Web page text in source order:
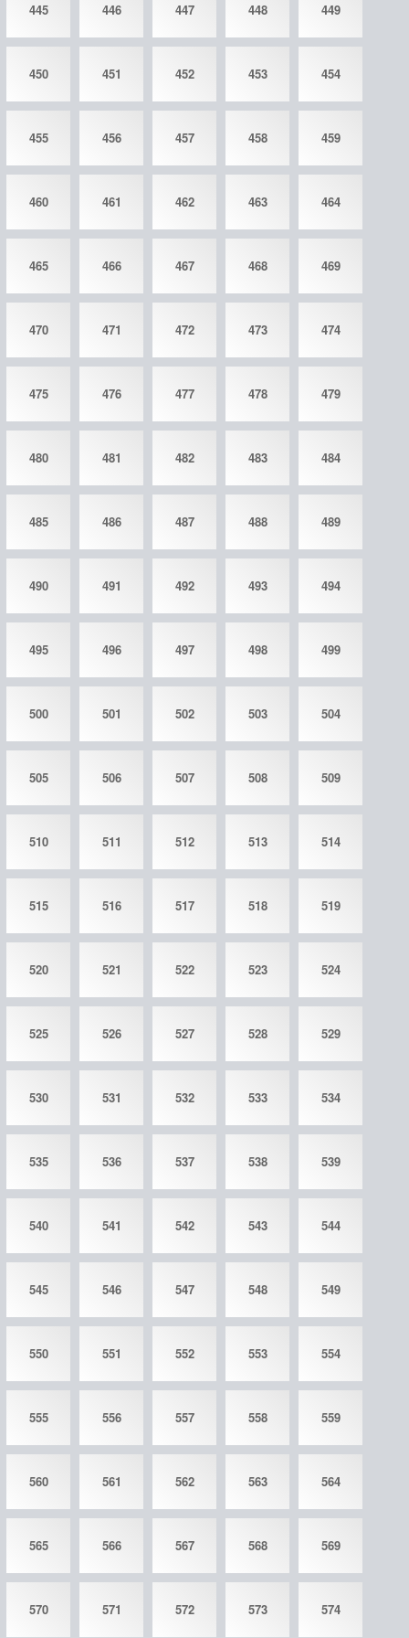
445 446 447 448 449
450 451 452 453 454
455 456 457 458 459
460 461 462 463 464
465 466 467 468 469
470 471 472 473 474
475 476 477 478 479
480 481 482 483 484
485 486 487 488 489
490 491 492 493 494
495 496 497 498 499
500 501 502 503 504
505 506 507 508 509
510 511 512 513 514
515 516 517 518 519
520 521 522 523 524
525 526 527 528 529
530 531 532 533 534
535 536 537 538 539
540 541 542 543 544
545 546 547 548 549
550 551 552 553 554
555 556 557 558 559
560 561 562 563 564
565 566 567 568 569
570 571 572 573 574